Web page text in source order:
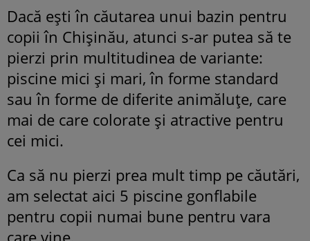
Dacă ești în căutarea unui bazin pentru
copii în Chișinău, atunci s-ar putea să te
pierzi prin multitudinea de variante:
piscine mici și mari, în forme standard
sau în forme de diferite animăluțe, care
mai de care colorate și atractive pentru
cei mici.
Ca să nu pierzi prea mult timp pe căutări,
am selectat aici 5 piscine gonflabile
pentru copii numai bune pentru vara
care vine.